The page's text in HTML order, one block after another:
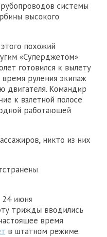
системы
высокого
похожий
«Суперджетом»
готовился к вылету
руления экипаж
двигателя. Командир
к взлетной полосе
работающей
никто из них
24 июня
трижды вводились
время
в штатном режиме.